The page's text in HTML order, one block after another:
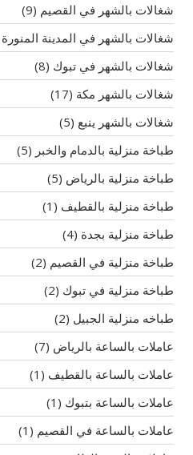
شغالات بالشهر في القصيم (9)
شغالات بالشهر في المدينة المنورة
شغالات بالشهر في تبوك (8)
شغالات بالشهر مكة (17)
شغالات بالشهر ينبع (5)
طباخة منزلية بالدمام والخبر (5)
طباخة منزلية بالرياض (5)
طباخة منزلية بالقطيف (1)
طباخة منزلية بجدة (4)
طباخة منزلية في القصيم (2)
طباخة منزلية في تبوك (2)
طباخه منزلية الجبيل (2)
عاملات بالساعة بالرياض (7)
عاملات بالساعة بالقطيف (1)
عاملات بالساعة بتبوك (1)
عاملات بالساعة في القصيم (1)